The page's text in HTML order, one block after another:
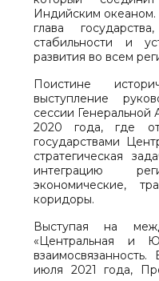
Индийским океаном.
глава
стабильности и
развития во всем
Поистине
выступление
сессии
2020 года, где
государствами
стратегическая
интеграцию
экономические,
коридоры.
Выступая на
«Центральная и
июля 2021 года,